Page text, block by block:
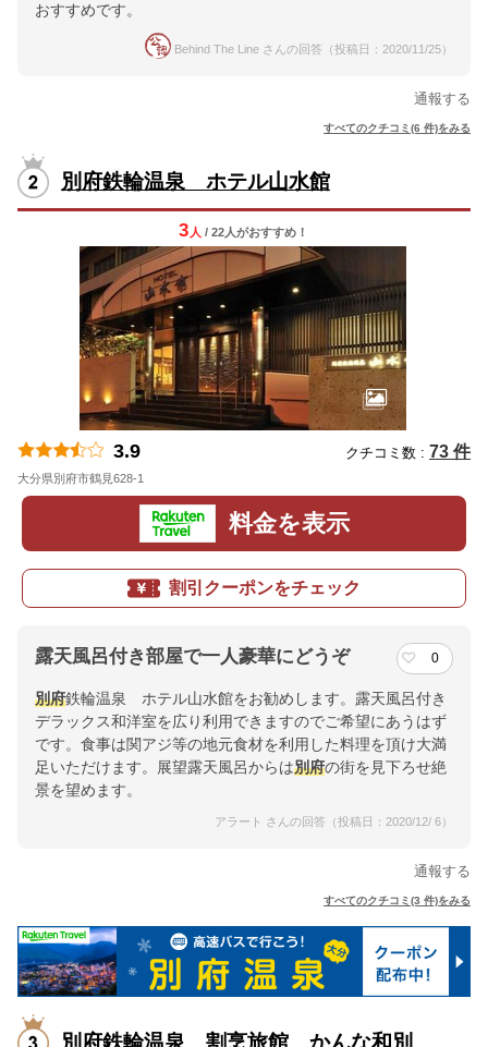
おすすめです。
Behind The Line さんの回答（投稿日：2020/11/25）
通報する
すべてのクチコミ(6 件)をみる
別府鉄輪温泉 ホテル山水館
3 人 / 22人がおすすめ！
3.9 クチコミ数 : 73 件
大分県別府市鶴見628-1
料金を表示
割引クーポンをチェック
露天風呂付き部屋で一人豪華にどうぞ 0
別府鉄輪温泉 ホテル山水館をお勧めします。露天風呂付き
デラックス和洋室を広り利用できますのでご希望にあうはず
です。食事は関アジ等の地元食材を利用した料理を頂け大満
足いただけます。展望露天風呂からは別府の街を見下ろせ絶
景を望めます。
アラート さんの回答（投稿日：2020/12/ 6）
通報する
すべてのクチコミ(3 件)をみる
別府鉄輪温泉 割烹旅館 かんな和別